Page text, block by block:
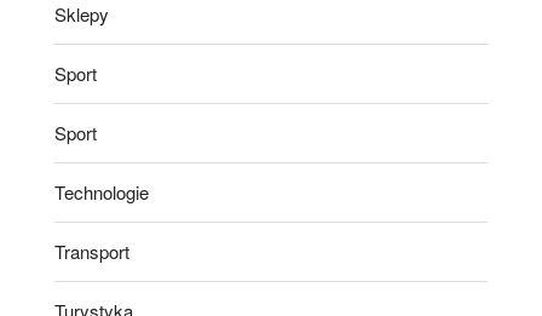
Sklepy
Sport
Sport
Technologie
Transport
Turystyka